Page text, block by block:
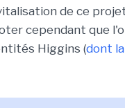
de ce
cependant que
Higgins (dont